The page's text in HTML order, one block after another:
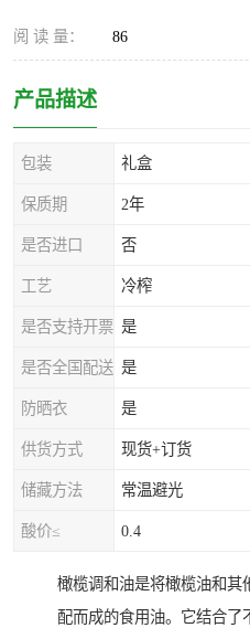
阅 读 量： 86
产品描述
包装 礼盒
保质期 2年
是否进口 否
工艺 冷榨
是否支持开票 是
是否全国配送 是
防晒衣 是
供货方式 现货+订货
储藏方法 常温避光
酸价≤ 0.4
橄榄调和油是将橄榄油和其
配而成的食用油。它结合了